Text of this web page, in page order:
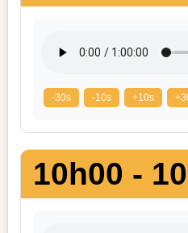
-30s -10s +10s
10h00 -